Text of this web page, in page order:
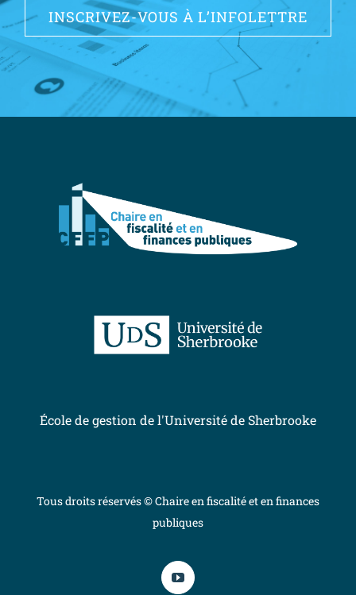
INSCRIVEZ-VOUS À L’INFOLETTRE
École de gestion de l'Université de Sherbrooke
Tous droits réservés © Chaire en fiscalité et en finances
publiques
YouTube